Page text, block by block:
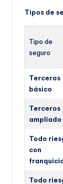
Tipos de
Tipo de
seguro
Terceros
básico
Terceros
ampliado
Todo
con
Todo